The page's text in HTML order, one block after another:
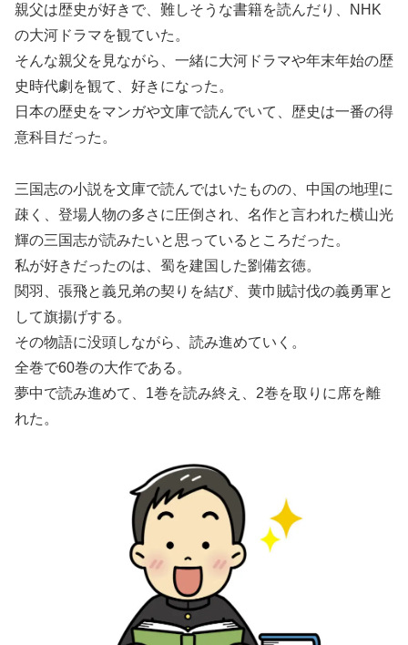
親父は歴史が好きで、難しそうな書籍を読んだり、NHK
の大河ドラマを観ていた。
そんな親父を見ながら、一緒に大河ドラマや年末年始の歴
史時代劇を観て、好きになった。
日本の歴史をマンガや文庫で読んでいて、歴史は一番の得
意科目だった。
三国志の小説を文庫で読んではいたものの、中国の地理に
疎く、登場人物の多さに圧倒され、名作と言われた横山光
輝の三国志が読みたいと思っているところだった。
私が好きだったのは、蜀を建国した劉備玄徳。
関羽、張飛と義兄弟の契りを結び、黄巾賊討伐の義勇軍と
して旗揚げする。
その物語に没頭しながら、読み進めていく。
全巻で60巻の大作である。
夢中で読み進めて、1巻を読み終え、2巻を取りに席を離
れた。